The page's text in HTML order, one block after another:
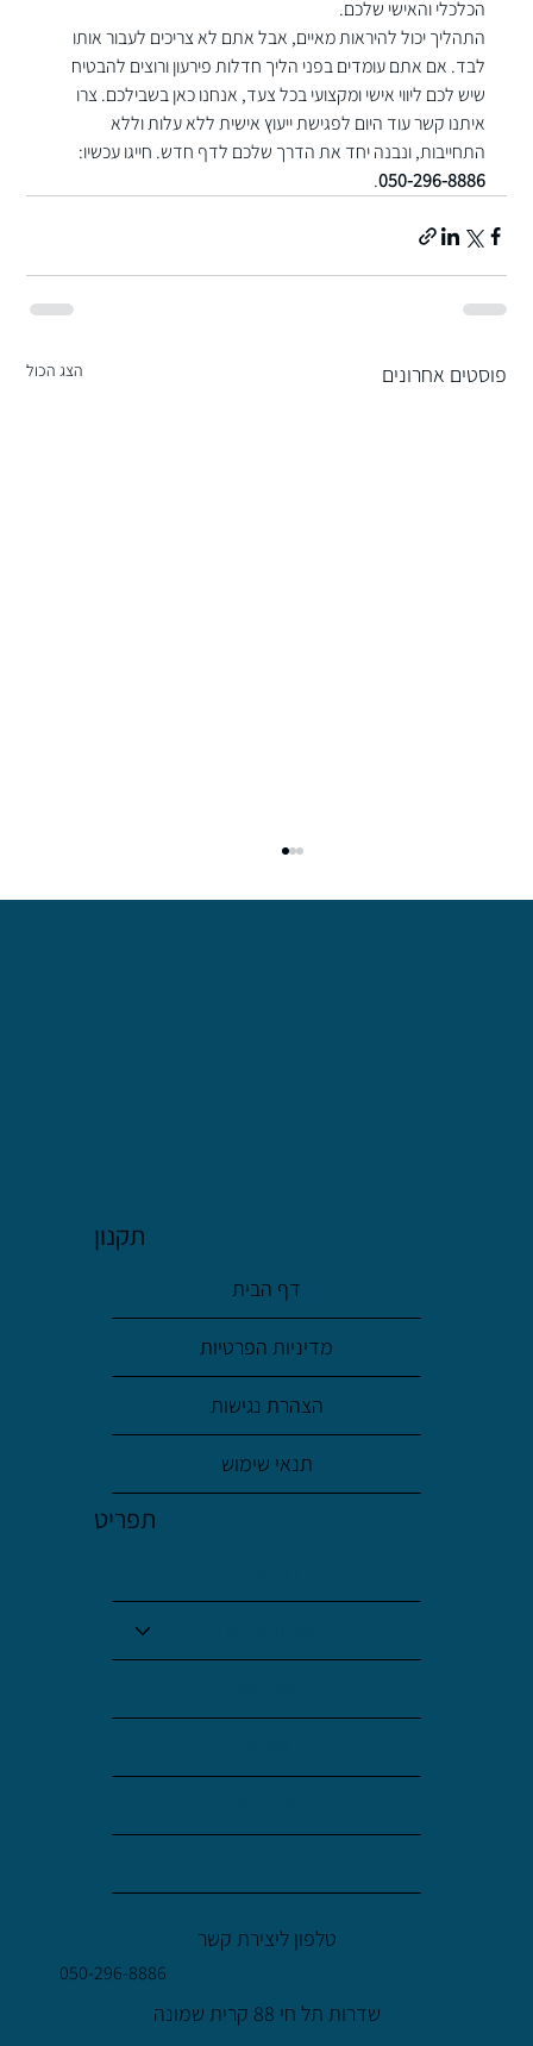
הכלכלי והאישי שלכם.
התהליך יכול להיראות מאיים, אבל אתם לא צריכים לעבור אותו
לבד. אם אתם עומדים בפני הליך חדלות פירעון ורוצים להבטיח
שיש לכם ליווי אישי ומקצועי בכל צעד, אנחנו כאן בשבילכם. צרו
איתנו קשר עוד היום לפגישת ייעוץ אישית ללא עלות וללא
התחייבות, ונבנה יחד את הדרך שלכם לדף חדש. חייגו עכשיו:
050-296-8886
.
פוסטים אחרונים הצג הכול
תקנון
דף הבית
מדיניות הפרטיות
הצהרת נגישות
תנאי שימוש
תפריט
טלפון ליצירת קשר
050-296-8886
שדרות תל חי 88 קרית שמונה